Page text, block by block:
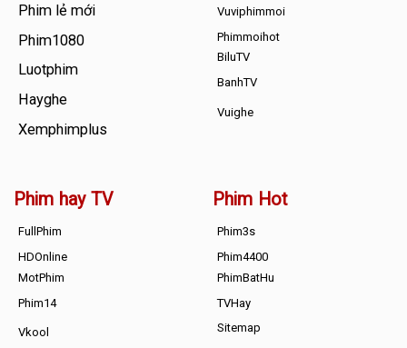
Phim lẻ mới
Phim1080
Luotphim
Hayghe
Xemphimplus
Vuviphimmoi
Phimmoihot
BiluTV
BanhTV
Vuighe
Phim hay TV
FullPhim
HDOnline
MotPhim
Phim14
Vkool
Phim Hot
Phim3s
Phim4400
PhimBatHu
TVHay
Sitemap